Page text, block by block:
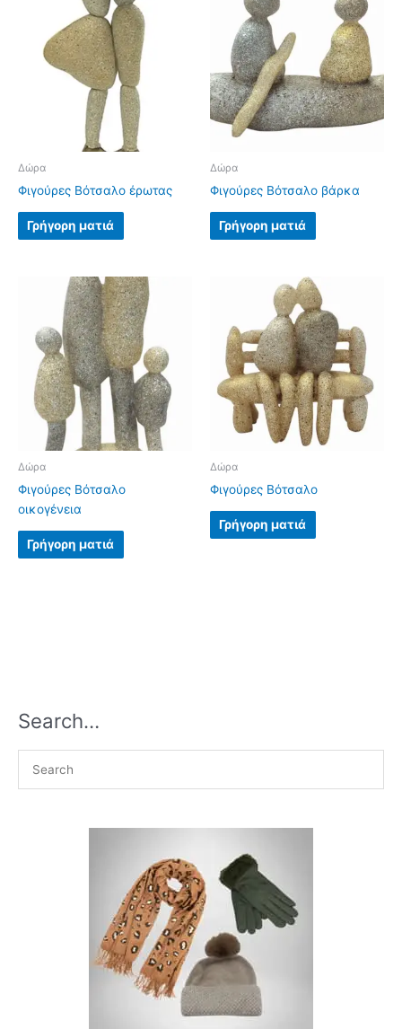
Δώρα
Φιγούρες Βότσαλο έρωτας
Γρήγορη ματιά
Δώρα
Φιγούρες Βότσαλο βάρκα
Γρήγορη ματιά
Δώρα
Φιγούρες Βότσαλο
οικογένεια
Γρήγορη ματιά
Δώρα
Φιγούρες Βότσαλο
Γρήγορη ματιά
Search…